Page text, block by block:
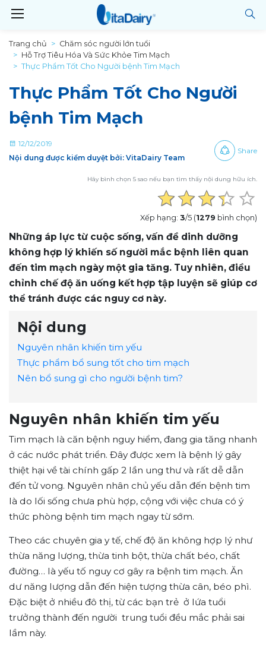
Trang chủ
Chăm sóc người lớn tuổi
Hỗ Trợ Tiêu Hóa Và Sức Khỏe Tim Mạch
Thực Phẩm Tốt Cho Người bệnh Tim Mạch
Thực Phẩm Tốt Cho Người
bệnh Tim Mạch
12/12/2019
Nội dung được kiểm duyệt bởi: VitaDairy Team
Share
Hãy bình chọn 5 sao nếu bạn tìm thấy nội dung hữu ích.
Xếp hạng: 3/5 (1279 bình chọn)
Những áp lực từ cuộc sống, vấn đề dinh dưỡng
không hợp lý khiến số người mắc bệnh liên quan
đến tim mạch ngày một gia tăng. Tuy nhiên, điều
chỉnh chế độ ăn uống kết hợp tập luyện sẽ giúp cơ
thể tránh được các nguy cơ này.
Nội dung
Nguyên nhân khiến tim yếu
Thực phẩm bổ sung tốt cho tim mạch
Nên bổ sung gì cho người bệnh tim?
Nguyên nhân khiến tim yếu
Tim mạch là căn bệnh nguy hiểm, đang gia tăng nhanh
ở các nước phát triển. Đây được xem là bệnh lý gây
thiệt hại về tài chính gấp 2 lần ung thư và rất dễ dẫn
đến tử vong. Nguyên nhân chủ yếu dẫn đến bệnh tim
là do lối sống chưa phù hợp, cộng với việc chưa có ý
thức phòng bệnh tim mạch ngay từ sớm.
Theo các chuyên gia y tế, chế độ ăn không hợp lý như
thừa năng lượng, thừa tinh bột, thừa chất béo, chất
đường… là yếu tố nguy cơ gây ra bệnh tim mạch. Ăn
dư năng lượng dẫn đến hiện tượng thừa cân, béo phì.
Đặc biệt ở nhiều đô thị, từ các bạn trẻ ở lứa tuổi
trưởng thành đến người trung tuổi đều mắc phải sai
lầm này.